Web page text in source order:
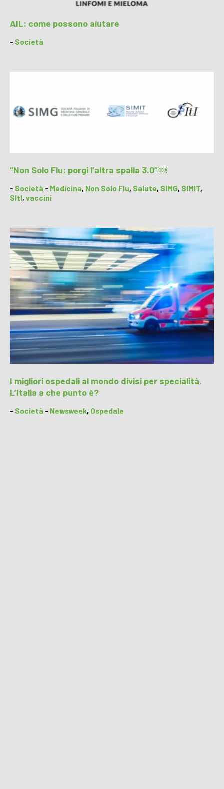
AIL: come possono aiutare
- Società
“Non Solo Flu: porgi l’altra spalla 3.0”￼
- Società - Medicina, Non Solo Flu, Salute, SIMG, SIMIT,
SItI, vaccini
I migliori ospedali al mondo divisi per specialità.
L’Italia a che punto è?
- Società - Newsweek, Ospedale